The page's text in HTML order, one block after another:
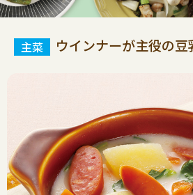
ウインナーが主役の豆